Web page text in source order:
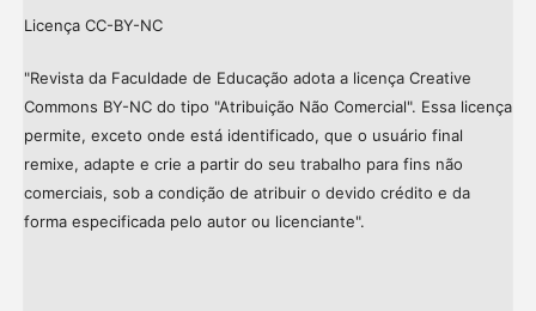
Licença CC-BY-NC
"Revista da Faculdade de Educação adota a licença Creative
Commons BY-NC do tipo "Atribuição Não Comercial". Essa licença
permite, exceto onde está identificado, que o usuário final
remixe, adapte e crie a partir do seu trabalho para fins não
comerciais, sob a condição de atribuir o devido crédito e da
forma especificada pelo autor ou licenciante".